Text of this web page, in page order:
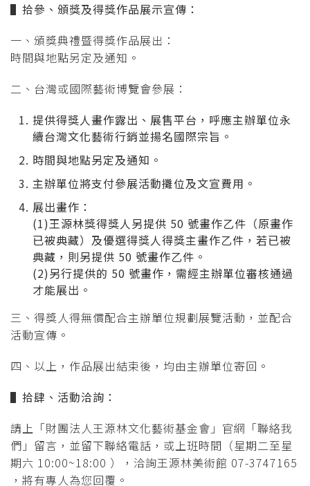
▌ 拾參、頒獎及得獎作品展示宣傳：
一、頒獎典禮暨得獎作品展出：
時間與地點另定及通知。
二、台灣或國際藝術博覽會參展：
提供得獎人畫作露出、展售平台，呼應主辦單位永
續台灣文化藝術行銷並揚名國際宗旨。
時間與地點另定及通知。
主辦單位將支付參展活動攤位及文宣費用。
展出畫作：
(1)王源林獎得獎人另提供 50 號畫作乙件（原畫作
已被典藏）及優選得獎人得獎主畫作乙件，若已被
典藏，則另提供 50 號畫作乙件。
(2)另行提供的 50 號畫作，需經主辦單位審核通過
才能展出。
三、得獎人得無償配合主辦單位規劃展覽活動，並配合
活動宣傳。
四、以上，作品展出結束後，均由主辦單位寄回。
▌ 拾肆、活動洽詢：
請上「財團法人王源林文化藝術基金會」官網「聯絡我
們」留言，並留下聯絡電話，或上班時間（星期二至星
期六 10:00~18:00 ），洽詢王源林美術館 07-3747165
，將有專人為您回覆。